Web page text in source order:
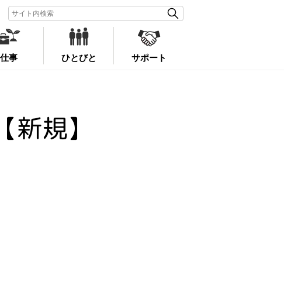
仕事 ひとびと サポート
規】